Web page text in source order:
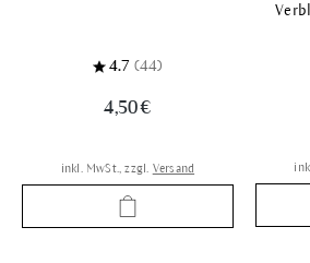
4.7 (44)
4,50 €
inkl. MwSt., zzgl. Versand